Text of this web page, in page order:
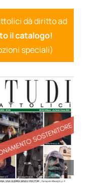
dà diritto ad
il catalogo!
speciali)